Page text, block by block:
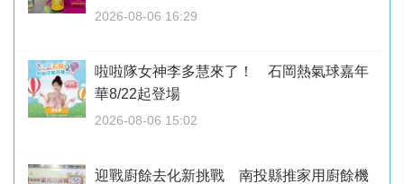
2026-08-06 16:29
啦啦隊女神李多慧來了！ 石岡熱氣球嘉年
華8/22起登場
2026-08-06 15:02
迎戰廚餘去化新挑戰 南投縣推家用廚餘機